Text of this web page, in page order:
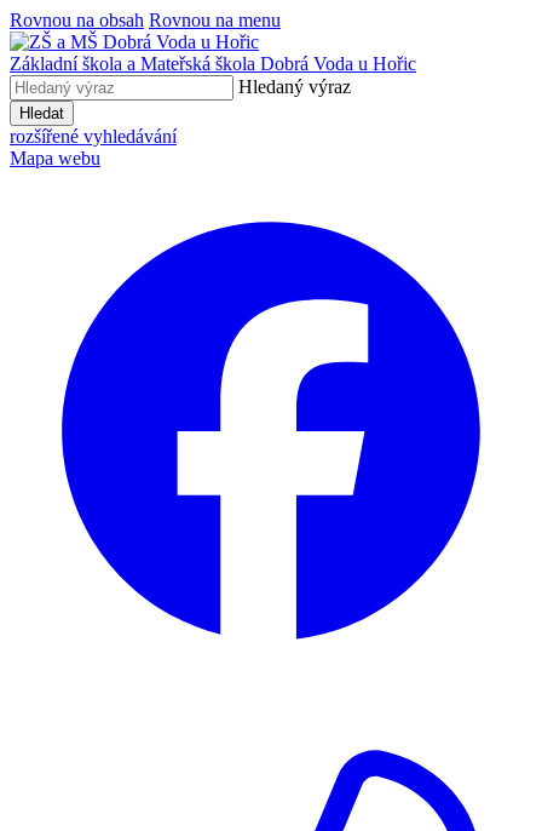
Rovnou na obsah Rovnou na menu
Základní škola a Mateřská škola Dobrá Voda u Hořic
Hledaný výraz
Hledat
rozšířené vyhledávání
Mapa webu